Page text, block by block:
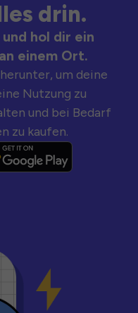
drin.
hol dir ein
einem Ort.
um deine
Nutzung zu
und bei Bedarf
zu kaufen.